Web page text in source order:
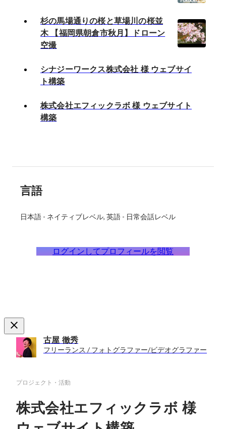
杉の馬場通りの桜と草場川の桜並
木 【福岡県朝倉市秋月】ドローン
空撮
シナジーワークス株式会社 様 ウェブサイ
ト構築
株式会社エフィックラボ 様 ウェブサイト
構築
言語
日本語 - ネイティブレベル 英語 - 日常会話レベル
ログインしてプロフィールを閲覧
古屋 徹秀
フリーランス / フォトグラファー/ビデオグラファー
プロジェクト・活動
株式会社エフィックラボ 様